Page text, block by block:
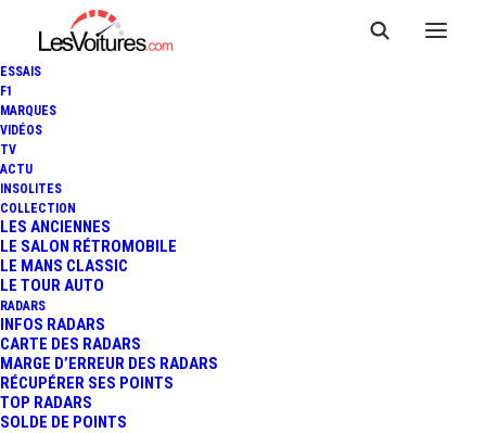
ESSAIS
F1
MARQUES
VIDÉOS
TV
ACTU
INSOLITES
COLLECTION
LES ANCIENNES
LE SALON RÉTROMOBILE
LE MANS CLASSIC
LE TOUR AUTO
RADARS
INFOS RADARS
CARTE DES RADARS
MARGE D’ERREUR DES RADARS
RÉCUPÉRER SES POINTS
TOP RADARS
SOLDE DE POINTS